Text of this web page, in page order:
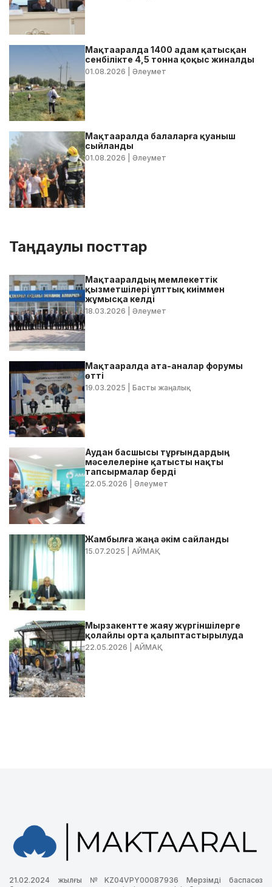
Мақтааралда 1400 адам қатысқан
сенбілікте 4,5 тонна қоқыс жиналды
01.08.2026 | Әлеумет
Мақтааралда балаларға қуаныш
сыйланды
01.08.2026 | Әлеумет
Таңдаулы посттар
Мақтааралдың мемлекеттік
қызметшілері ұлттық киіммен
жұмысқа келді
18.03.2026 | Әлеумет
Мақтааралда ата-аналар форумы
өтті
19.03.2025 | Басты жаңалық
Аудан басшысы тұрғындардың
мәселелеріне қатысты нақты
тапсырмалар берді
22.05.2026 | Әлеумет
Жамбылға жаңа әкім сайланды
15.07.2025 | АЙМАҚ
Мырзакентте жаяу жүргіншілерге
қолайлы орта қалыптастырылуда
22.05.2026 | АЙМАҚ
21.02.2024 жылғы №KZ04VPY00087936 Мерзімді баспасөз